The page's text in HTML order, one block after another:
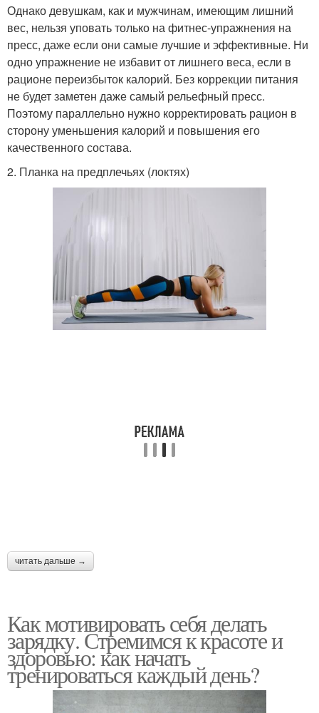
Упражнение на развитие
здоровья
Упражнения для
утренней зарядки
Упражнения для
похудения
Упражнения для
разминки
Упражнения для
девушек
Упражнения для
укрепления
Однако девушкам, как и мужчинам, имеющим лишний
вес, нельзя уповать только на фитнес-упражнения на
пресс, даже если они самые лучшие и эффективные. Ни
одно упражнение не избавит от лишнего веса, если в
рационе переизбыток калорий. Без коррекции питания
не будет заметен даже самый рельефный пресс.
Поэтому параллельно нужно корректировать рацион в
сторону уменьшения калорий и повышения его
качественного состава.
2. Планка на предплечьях (локтях)
читать дальше →
Как мотивировать себя делать
зарядку. Стремимся к красоте и
здоровью: как начать
тренироваться каждый день?